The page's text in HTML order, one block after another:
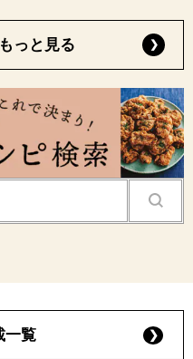
っと見る
一覧